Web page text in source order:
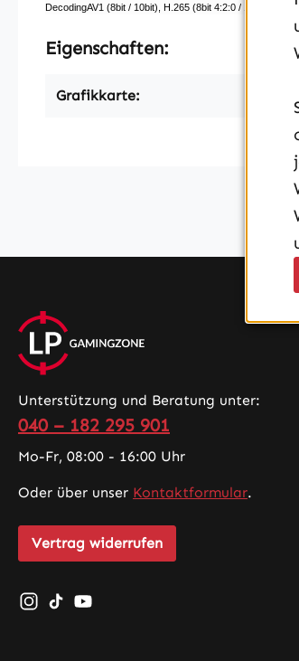
DecodingAV1 (8bit /​ 10bit), H.265 (8bit 4:2:0 /​ 10bit 4:2:0
Eigenschaften:
Grafikkarte:
Unterstützung und Beratung unter:
040 – 182 295 901
Mo-Fr, 08:00 - 16:00 Uhr
Oder über unser Kontaktformular.
Vertrag widerrufen
Schau auf Instagram vorbei – öffnet in
Sieh dir unsere TikTok-Videos an –
Sieh dir unsere Videos auf